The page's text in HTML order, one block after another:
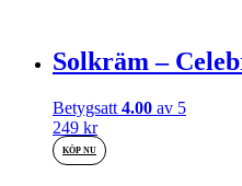
Solkräm –
Betygsatt 4.00 av 5
249 kr
KÖP NU